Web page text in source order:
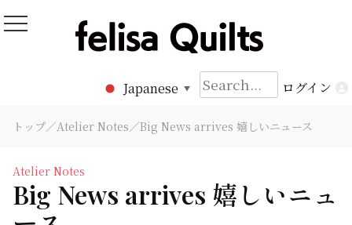
to
Felisa Quilts
パッチワークキルト Felisa Quilts
Japanese ▼
検
索:
ログイン
トップ／Atelier Notes／Big News arrives 嬉しいニュース
Atelier Notes
Big News arrives 嬉しいニュ